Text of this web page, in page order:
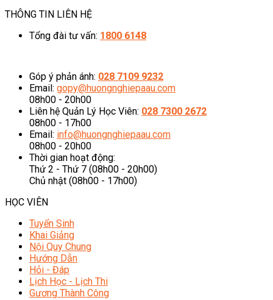
THÔNG TIN LIÊN HỆ
Tổng đài tư vấn: 1800 6148
Góp ý phản ánh: 028 7109 9232
Email: gopy@huongnghiepaau.com
08h00 - 20h00
Liên hệ Quản Lý Học Viên: 028 7300 2672
08h00 - 17h00
Email: info@huongnghiepaau.com
08h00 - 20h00
Thời gian hoạt động:
Thứ 2 - Thứ 7 (08h00 - 20h00)
Chủ nhật (08h00 - 17h00)
HỌC VIÊN
Tuyển Sinh
Khai Giảng
Nội Quy Chung
Hướng Dẫn
Hỏi - Đáp
Lịch Học - Lịch Thi
Gương Thành Công